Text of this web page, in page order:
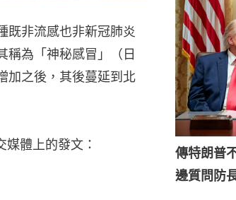
既非流感也非新冠肺炎
稱為「神秘感冒」（日
加之後，其後蔓延到北
體上的發文：
傳特朗普
邊質問防